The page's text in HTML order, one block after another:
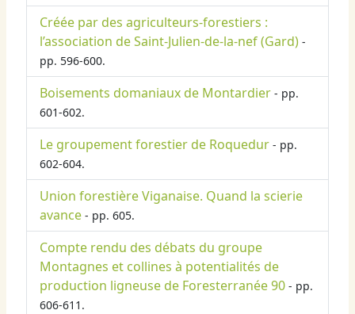
Créée par des agriculteurs-forestiers :
l’association de Saint-Julien-de-la-nef (Gard) -
pp. 596-600.
Boisements domaniaux de Montardier - pp.
601-602.
Le groupement forestier de Roquedur - pp.
602-604.
Union forestière Viganaise. Quand la scierie
avance - pp. 605.
Compte rendu des débats du groupe
Montagnes et collines à potentialités de
production ligneuse de Foresterranée 90 - pp.
606-611.